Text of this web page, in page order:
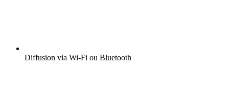
Diffusion via Wi-Fi ou Bluetooth